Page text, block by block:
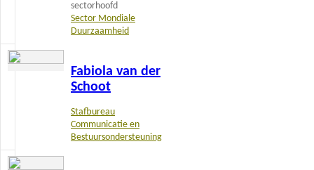
sectorhoofd
Sector Mondiale
Duurzaamheid
Fabiola van der
Schoot
Stafbureau
Communicatie en
Bestuursondersteuning
Lees
Lees